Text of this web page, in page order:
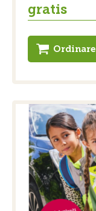
gratis
Ordinare